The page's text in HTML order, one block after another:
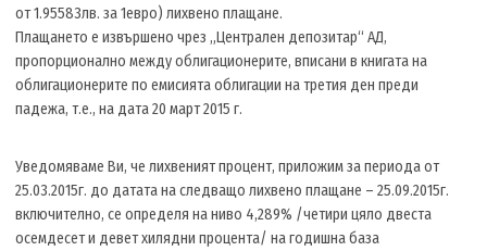
от 1.95583лв. за 1евро) лихвено плащане.
Плащането е извършено чрез „Централен депозитар“ АД,
пропорционално между облигационерите, вписани в книгата на
облигационерите по емисията облигации на третия ден преди
падежа, т.е., на дата 20 март 2015 г.
Уведомяваме Ви, че лихвеният процент, приложим за периода от
25.03.2015г. до датата на следващо лихвено плащане – 25.09.2015г.
включително, се определя на ниво 4,289% /четири цяло двеста
осемдесет и девет хилядни процента/ на годишна база